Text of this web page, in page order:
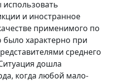
и иностранное
применимого по
было характерно при
среднего
дошла
когда любой мало-